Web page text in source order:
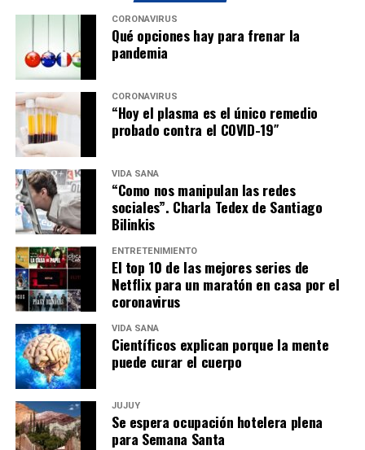
CORONAVIRUS
Qué opciones hay para frenar la
pandemia
CORONAVIRUS
“Hoy el plasma es el único remedio
probado contra el COVID-19″
VIDA SANA
“Como nos manipulan las redes
sociales”. Charla Tedex de Santiago
Bilinkis
ENTRETENIMIENTO
El top 10 de las mejores series de
Netflix para un maratón en casa por el
coronavirus
VIDA SANA
Científicos explican porque la mente
puede curar el cuerpo
JUJUY
Se espera ocupación hotelera plena
para Semana Santa